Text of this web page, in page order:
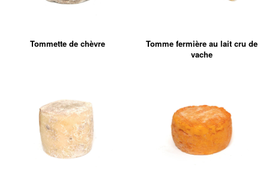
Tommette de chèvre
Tomme fermière au lait cru de
vache